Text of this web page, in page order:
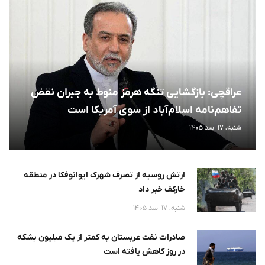
عراقچی: بازگشایی تنگه هرمز منوط به جبران نقض
تفاهم‌نامه اسلام‌آباد از سوی آمریکا است
شنبه، 17 اسد 1405
ارتش روسیه از تصرف شهرک ایوانوفکا در منطقه
خارکف خبر داد
شنبه، 17 اسد 1405
صادرات نفت عربستان به کمتر از یک میلیون بشکه
در روز کاهش یافته است